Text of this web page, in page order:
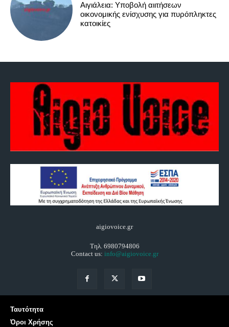
Αιγιάλεια: Υποβολή αιιτήσεων
οικονομικής ενίσχυσης για πυρόπληκτες
κατοικίες
aigiovoice.gr
Τηλ. 6980794806
Contact us: info@aigiovoice.gr
Ταυτότητα
Όροι Χρήσης